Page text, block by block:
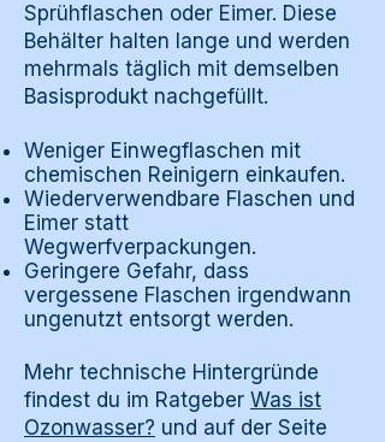
Sprühflaschen oder Eimer. Diese
Behälter halten lange und werden
mehrmals täglich mit demselben
Basisprodukt nachgefüllt.
Weniger Einwegflaschen mit
chemischen Reinigern einkaufen.
Wiederverwendbare Flaschen und
Eimer statt
Wegwerfverpackungen.
Geringere Gefahr, dass
vergessene Flaschen irgendwann
ungenutzt entsorgt werden.
Mehr technische Hintergründe
findest du im Ratgeber Was ist
Ozonwasser? und auf der Seite